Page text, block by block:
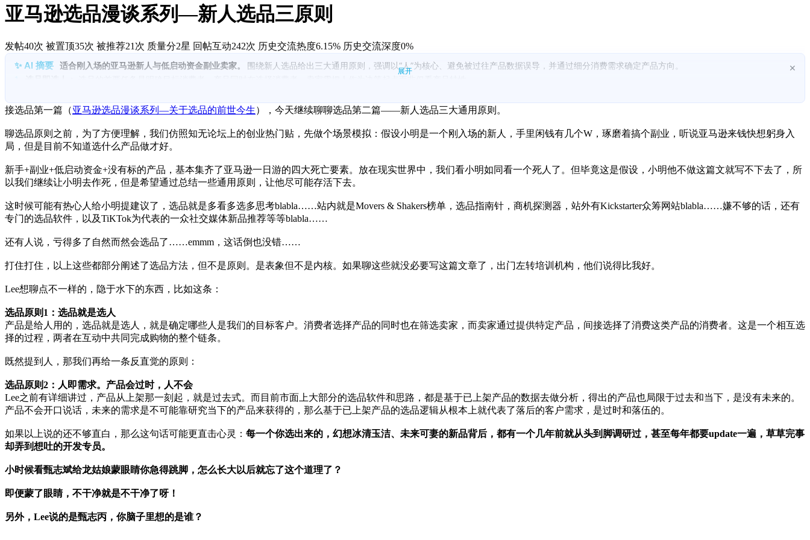
亚马逊选品漫谈系列—新人选品三原则
发帖40次 被置顶35次 被推荐21次 质量分2星 回帖互动242次 历史交流热度6.15% 历史交流深度0%
×
适合刚入场的亚马逊新人与低启动资金副业卖家。 围绕新人选品给出三大通用原则，强调以“人”为核心、避免被过往产品数据误导，并通过细分消费需求确定产品方向。
3. 以消费者为中心细分需求：根据售价、类别、人口特征、使用场景及功能/情绪价值等因子进行组合，形成明确的目标画像。
5. 实践建议 — 先定人再定品：明确目标客户画像后再选产品，并通过小规模验证与复盘降低风险，避免盲目追新与频繁换品。
展开
接选品第一篇（亚马逊选品漫谈系列—关于选品的前世今生），今天继续聊聊选品第二篇——新人选品三大通用原则。
聊选品原则之前，为了方便理解，我们仿照知无论坛上的创业热门贴，先做个场景模拟：假设小明是一个刚入场的新人，手里闲钱有几个W，琢磨着搞个副业，听说亚马逊来钱快想躬身入
局，但是目前不知道选什么产品做才好。
新手+副业+低启动资金+没有标的产品，基本集齐了亚马逊一日游的四大死亡要素。放在现实世界中，我们看小明如同看一个死人了。但毕竟这是假设，小明他不做这篇文就写不下去了，所
以我们继续让小明去作死，但是希望通过总结一些通用原则，让他尽可能存活下去。
这时候可能有热心人给小明提建议了，选品就是多看多选多思考blabla……站内就是Movers & Shakers榜单，选品指南针，商机探测器，站外有Kickstarter众筹网站blabla……嫌不够的话，还有
专门的选品软件，以及TiKTok为代表的一众社交媒体新品推荐等等blabla……
还有人说，亏得多了自然而然会选品了……emmm，这话倒也没错……
打住打住，以上这些都部分阐述了选品方法，但不是原则。是表象但不是内核。如果聊这些就没必要写这篇文章了，出门左转培训机构，他们说得比我好。
Lee想聊点不一样的，隐于水下的东西，比如这条：
选品原则1：选品就是选人
产品是给人用的，选品就是选人，就是确定哪些人是我们的目标客户。消费者选择产品的同时也在筛选卖家，而卖家通过提供特定产品，间接选择了消费这类产品的消费者。这是一个相互选
择的过程，两者在互动中共同完成购物的整个链条。
既然提到人，那我们再给一条反直觉的原则：
选品原则2：人即需求。产品会过时，人不会
Lee之前有详细讲过，产品从上架那一刻起，就是过去式。而目前市面上大部分的选品软件和思路，都是基于已上架产品的数据去做分析，得出的产品也局限于过去和当下，是没有未来的。
产品不会开口说话，未来的需求是不可能靠研究当下的产品来获得的，那么基于已上架产品的选品逻辑从根本上就代表了落后的客户需求，是过时和落伍的。
如果以上说的还不够直白，那么这句话可能更直击心灵： 每一个你选出来的，幻想冰清玉洁、未来可妻的新品背后，都有一个几年前就从头到脚调研过，甚至每年都要update一遍，草草完事
却弄到想吐的开发专员。
小时候看甄志斌给龙姑娘蒙眼睛你急得跳脚，怎么长大以后就忘了这个道理了？
即便蒙了眼睛，不干净就是不干净了呀！
另外，Lee说的是甄志丙，你脑子里想的是谁？